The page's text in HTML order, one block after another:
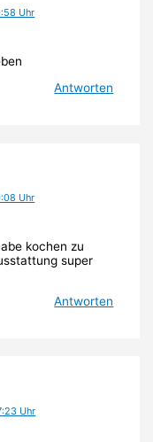
Uhr
Antworten
Uhr
kochen zu
super
Antworten
Uhr